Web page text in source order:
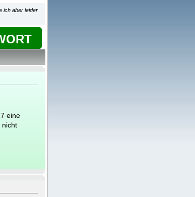
ich aber leider
eine
nicht